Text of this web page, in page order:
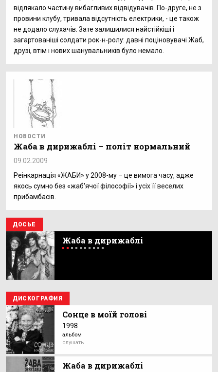
відлякало частину вибагливих відвідувачів. По-друге, не з
провини клубу, тривала відсутність електрики, - це також
не додало слухачів. Зате залишилися найстійкіші і
загартованіші солдати рок-н-ролу: давні поціновувачі Жаб,
друзі, втім і нових шанувальників було немало.
НОВОСТИ
Жаба в дирижаблі – політ нормальний
09.02.2009
Реінкарнація «ЖАБИ» у 2008-му – це вимога часу, адже
якось сумно без «жаб'ячої філософії» і усіх її веселих
прибамбасів.
ДОСЬЕ
Жаба в дирижаблі
ДИСКОГРАФИЯ
Сонце в моїй голові
1998
альбом
слушать
Жаба в дирижаблі